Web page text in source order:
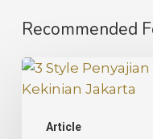
Recommended
Article
3
Style
Catering